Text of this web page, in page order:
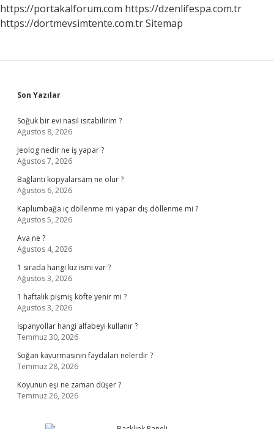
https://portakalforum.com https://dzenlifespa.com.tr
https://dortmevsimtente.com.trSitemap
Sidebar
Son Yazılar
Soğuk bir evi nasıl ısıtabilirim ?
Ağustos 8, 2026
Jeolog nedir ne iş yapar ?
Ağustos 7, 2026
Bağlantı kopyalarsam ne olur ?
Ağustos 6, 2026
Kaplumbağa iç döllenme mi yapar dış döllenme mi ?
Ağustos 5, 2026
Ava ne ?
Ağustos 4, 2026
1 sırada hangi kız ismi var ?
Ağustos 3, 2026
1 haftalık pişmiş köfte yenir mi ?
Ağustos 3, 2026
İspanyollar hangi alfabeyi kullanır ?
Temmuz 30, 2026
Soğan kavurmasının faydaları nelerdir ?
Temmuz 28, 2026
Koyunun eşi ne zaman düşer ?
Temmuz 26, 2026